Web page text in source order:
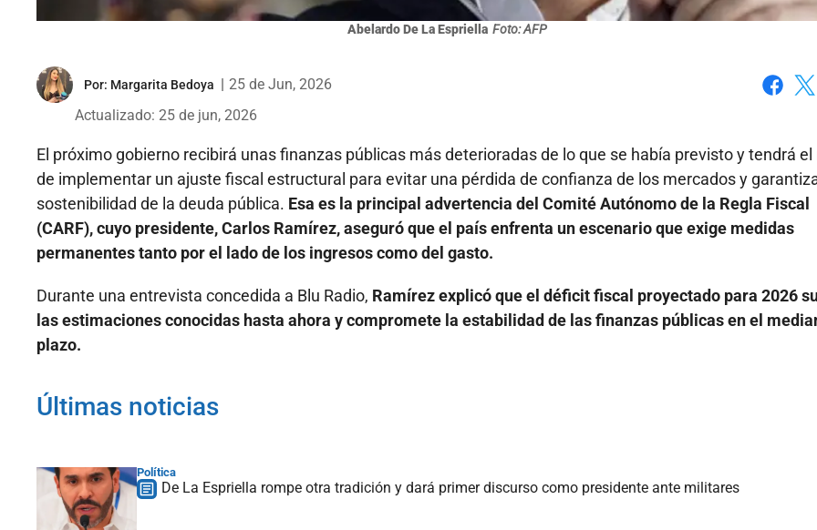
Abelardo De La Espriella Foto: AFP
Por: Margarita Bedoya
25 de Jun, 2026
Actualizado: 25 de jun, 2026
El próximo gobierno recibirá unas finanzas públicas más deterioradas de lo que se había previsto y tendrá el
de implementar un ajuste fiscal estructural para evitar una pérdida de confianza de los mercados y
sostenibilidad de la deuda pública. Esa es la principal advertencia del Comité Autónomo de la Regla Fiscal
(CARF), cuyo presidente, Carlos Ramírez, aseguró que el país enfrenta un escenario que exige medidas
permanentes tanto por el lado de los ingresos como del gasto.
Durante una entrevista concedida a Blu Radio, Ramírez explicó que el déficit fiscal proyectado para 2026
las estimaciones conocidas hasta ahora y compromete la estabilidad de las finanzas públicas en el
plazo.
Últimas noticias
Política
De La Espriella rompe otra tradición y dará primer discurso como presidente ante militares